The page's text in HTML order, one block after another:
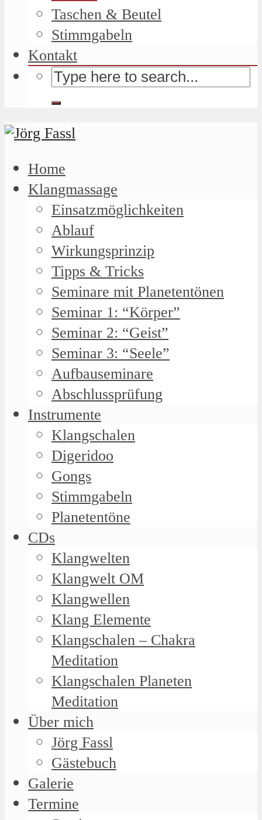
Taschen & Beutel
Stimmgabeln
Kontakt
Home
Klangmassage
Einsatzmöglichkeiten
Ablauf
Wirkungsprinzip
Tipps & Tricks
Seminare mit Planetentönen
Seminar 1: “Körper”
Seminar 2: “Geist”
Seminar 3: “Seele”
Aufbauseminare
Abschlussprüfung
Instrumente
Klangschalen
Digeridoo
Gongs
Stimmgabeln
Planetentöne
CDs
Klangwelten
Klangwelt OM
Klangwellen
Klang Elemente
Klangschalen – Chakra
Meditation
Klangschalen Planeten
Meditation
Über mich
Jörg Fassl
Gästebuch
Galerie
Termine